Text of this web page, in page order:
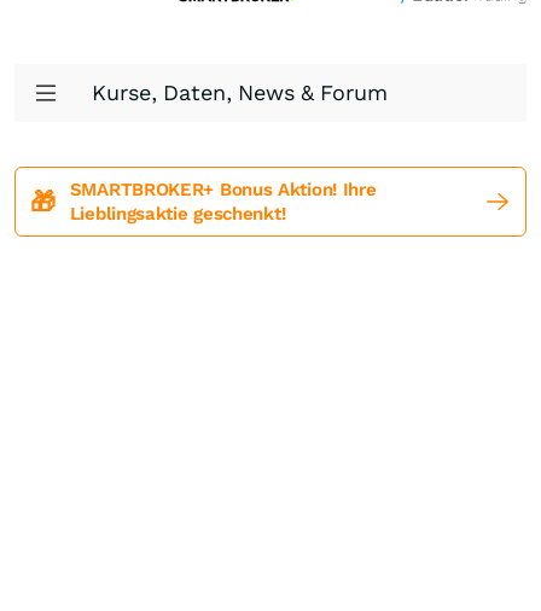
Kurse, Daten, News & Forum
🎁
SMARTBROKER+ Bonus Aktion! Ihre
Lieblingsaktie geschenkt!